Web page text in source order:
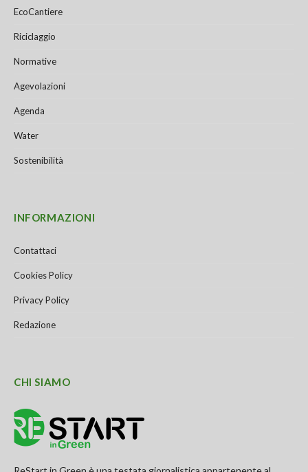
EcoCantiere
Riciclaggio
Normative
Agevolazioni
Agenda
Water
Sostenibilità
INFORMAZIONI
Contattaci
Cookies Policy
Privacy Policy
Redazione
CHI SIAMO